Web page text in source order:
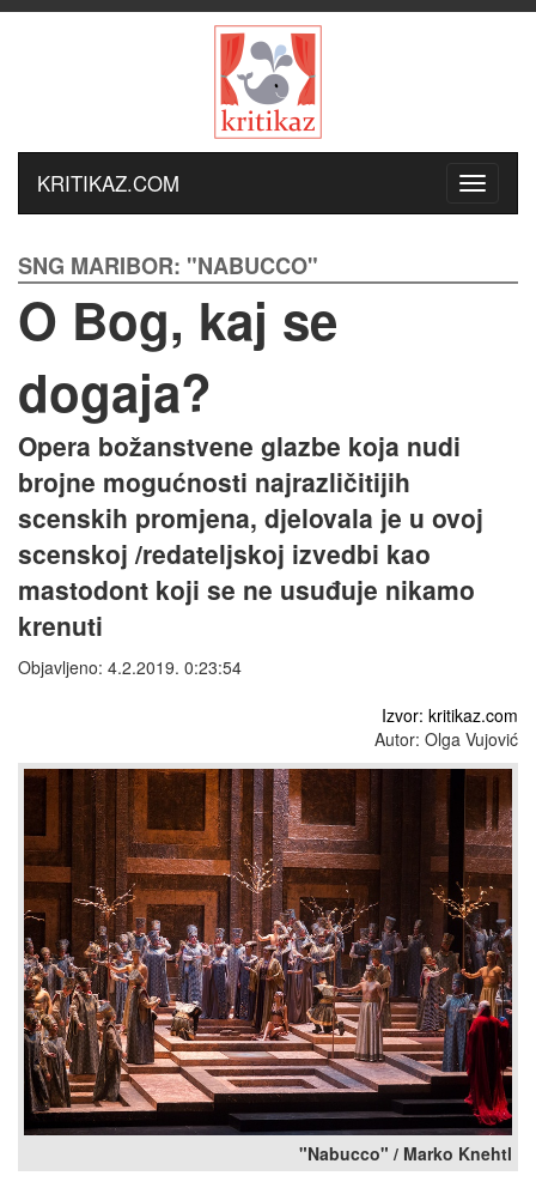
KRITIKAZ.COM
SNG MARIBOR: "NABUCCO"
O Bog, kaj se
dogaja?
Opera božanstvene glazbe koja nudi
brojne mogućnosti najrazličitijih
scenskih promjena, djelovala je u ovoj
scenskoj /redateljskoj izvedbi kao
mastodont koji se ne usuđuje nikamo
krenuti
Objavljeno: 4.2.2019. 0:23:54
Izvor: kritikaz.com
Autor: Olga Vujović
"Nabucco" / Marko Knehtl